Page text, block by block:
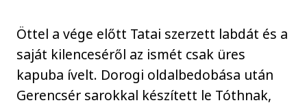
Öttel a vége előtt Tatai szerzett labdát és a
saját kilenceséről az ismét csak üres
kapuba ívelt. Dorogi oldalbedobása után
Gerencsér sarokkal készített le Tóthnak,